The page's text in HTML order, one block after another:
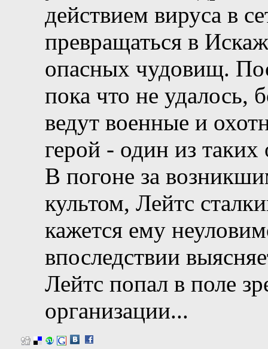
действием вируса в
превращаться в
опасных чудовищ.
пока что не удалось,
ведут военные и
герой - один из
В погоне за
культом, Лейтс
кажется ему
впоследствии
Лейтс попал в поле
организации...